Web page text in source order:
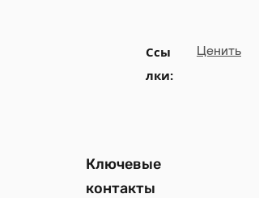
Ссы
лки:
Ценить
Ключевые
контакты